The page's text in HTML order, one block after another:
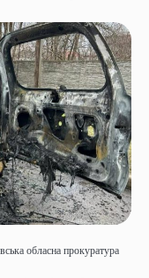
обласна прокуратура